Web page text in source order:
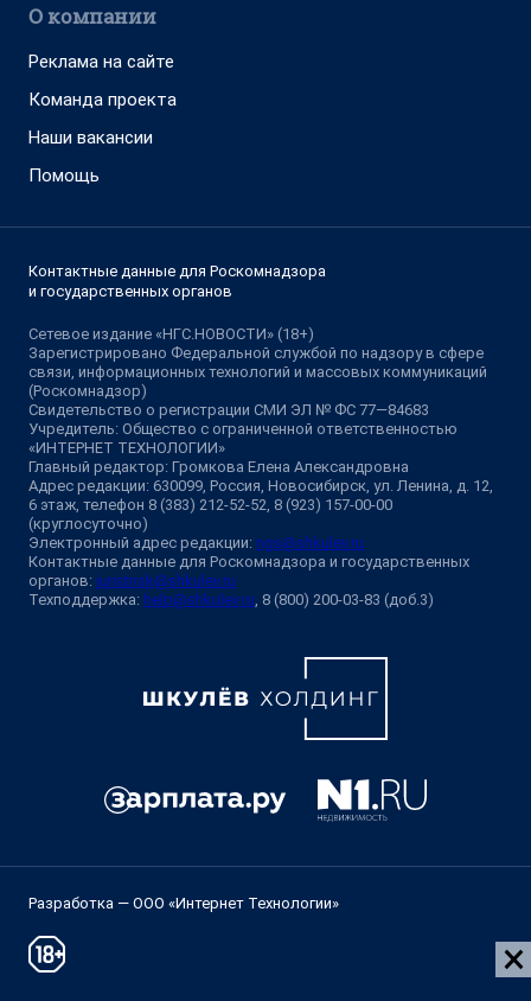
О компании
Реклама на сайте
Команда проекта
Наши вакансии
Помощь
Контактные данные для Роскомнадзора
и государственных органов
Сетевое издание «НГС.НОВОСТИ» (18+)
Зарегистрировано Федеральной службой по надзору в сфере
связи, информационных технологий и массовых коммуникаций
(Роскомнадзор)
Свидетельство о регистрации СМИ ЭЛ № ФС 77—84683
Учредитель: Общество с ограниченной ответственностью
«ИНТЕРНЕТ ТЕХНОЛОГИИ»
Главный редактор: Громкова Елена Александровна
Адрес редакции: 630099, Россия, Новосибирск, ул. Ленина, д. 12,
6 этаж, телефон 8 (383) 212-52-52, 8 (923) 157-00-00
(круглосуточно)
Электронный адрес редакции: ngs@shkulev.ru
Контактные данные для Роскомнадзора и государственных
органов: juristnsk@shkulev.ru
Техподдержка: help@shkulev.ru , 8 (800) 200-03-83 (доб.3)
Разработка — ООО «Интернет Технологии»